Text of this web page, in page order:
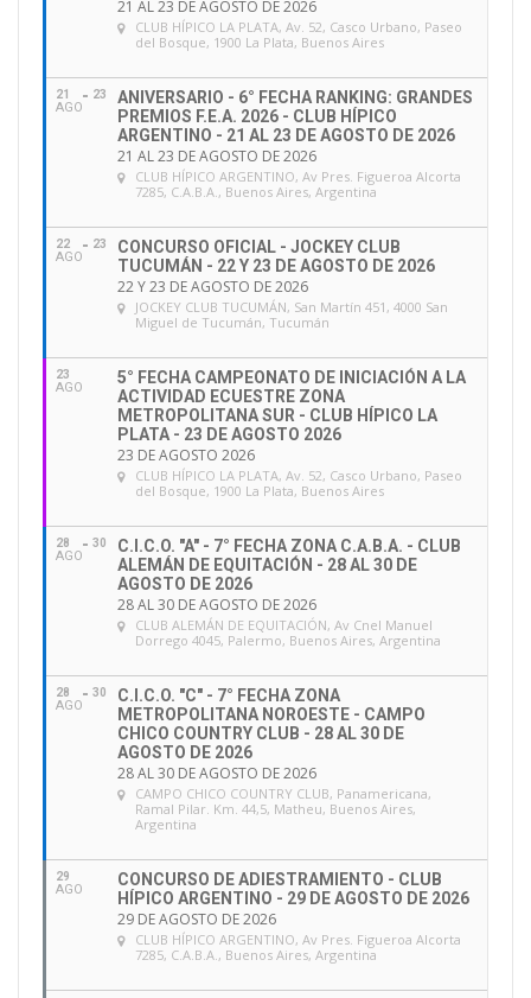
21 AL 23 DE AGOSTO DE 2026
CLUB HÍPICO LA PLATA, Av. 52, Casco Urbano, Paseo
del Bosque, 1900 La Plata, Buenos Aires
21
AGO
23
ANIVERSARIO - 6° FECHA RANKING: GRANDES
PREMIOS F.E.A. 2026 - CLUB HÍPICO
ARGENTINO - 21 AL 23 DE AGOSTO DE 2026
21 AL 23 DE AGOSTO DE 2026
CLUB HÍPICO ARGENTINO, Av Pres. Figueroa Alcorta
7285, C.A.B.A., Buenos Aires, Argentina
22
AGO
23
CONCURSO OFICIAL - JOCKEY CLUB
TUCUMÁN - 22 Y 23 DE AGOSTO DE 2026
22 Y 23 DE AGOSTO DE 2026
JOCKEY CLUB TUCUMÁN, San Martín 451, 4000 San
Miguel de Tucumán, Tucumán
23
AGO
5° FECHA CAMPEONATO DE INICIACIÓN A LA
ACTIVIDAD ECUESTRE ZONA
METROPOLITANA SUR - CLUB HÍPICO LA
PLATA - 23 DE AGOSTO 2026
23 DE AGOSTO 2026
CLUB HÍPICO LA PLATA, Av. 52, Casco Urbano, Paseo
del Bosque, 1900 La Plata, Buenos Aires
28
AGO
30
C.I.C.O. "A" - 7° FECHA ZONA C.A.B.A. - CLUB
ALEMÁN DE EQUITACIÓN - 28 AL 30 DE
AGOSTO DE 2026
28 AL 30 DE AGOSTO DE 2026
CLUB ALEMÁN DE EQUITACIÓN, Av Cnel Manuel
Dorrego 4045, Palermo, Buenos Aires, Argentina
28
AGO
30
C.I.C.O. "C" - 7° FECHA ZONA
METROPOLITANA NOROESTE - CAMPO
CHICO COUNTRY CLUB - 28 AL 30 DE
AGOSTO DE 2026
28 AL 30 DE AGOSTO DE 2026
CAMPO CHICO COUNTRY CLUB, Panamericana,
Ramal Pilar. Km. 44,5, Matheu, Buenos Aires,
Argentina
29
AGO
CONCURSO DE ADIESTRAMIENTO - CLUB
HÍPICO ARGENTINO - 29 DE AGOSTO DE 2026
29 DE AGOSTO DE 2026
CLUB HÍPICO ARGENTINO, Av Pres. Figueroa Alcorta
7285, C.A.B.A., Buenos Aires, Argentina